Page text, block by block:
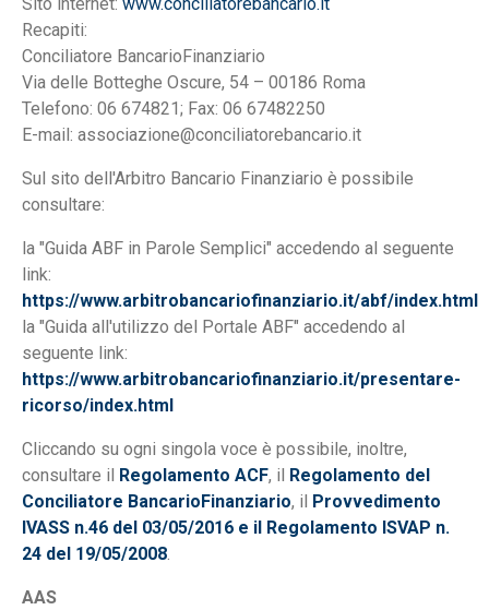
Recapiti:
Conciliatore BancarioFinanziario
Via delle Botteghe Oscure, 54 – 00186 Roma
Telefono: 06 674821; Fax: 06 67482250
E-mail: associazione@conciliatorebancario.it
Sul sito dell'Arbitro Bancario Finanziario è possibile
consultare:
la "Guida ABF in Parole Semplici" accedendo al seguente
link:
https://www.arbitrobancariofinanziario.it/abf/index.html
la "Guida all'utilizzo del Portale ABF" accedendo al
seguente link:
https://www.arbitrobancariofinanziario.it/presentare-
ricorso/index.html
Cliccando su ogni singola voce è possibile, inoltre,
consultare il Regolamento ACF, il Regolamento del
Conciliatore BancarioFinanziario, il Provvedimento
IVASS n.46 del 03/05/2016 e il Regolamento ISVAP n.
24 del 19/05/2008.
AAS